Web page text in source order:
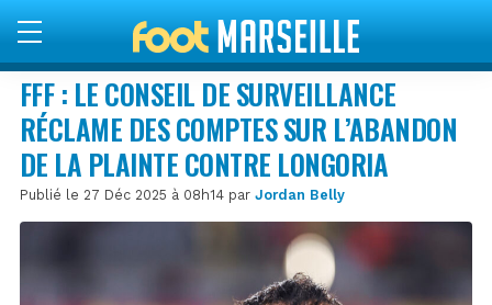
FFF : LE CONSEIL DE SURVEILLANCE
RÉCLAME DES COMPTES SUR L’ABANDON
DE LA PLAINTE CONTRE LONGORIA
Publié le 27 Déc 2025 à 08h14 par Jordan Belly